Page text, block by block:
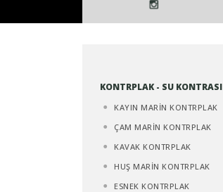
KONTRPLAK - SU KONTRASI
KAYIN MARİN KONTRPLAK
ÇAM MARİN KONTRPLAK
KAVAK KONTRPLAK
HUŞ MARİN KONTRPLAK
ESNEK KONTRPLAK